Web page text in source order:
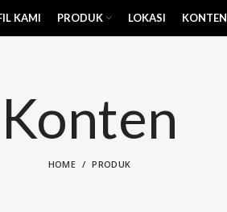
KAMI PRODUK LOKASI KONTEN
Konten
HOME PRODUK